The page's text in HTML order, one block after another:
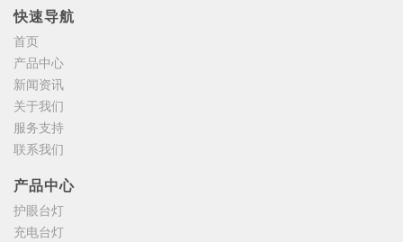
快速导航
首页
产品中心
新闻资讯
关于我们
服务支持
联系我们
产品中心
护眼台灯
充电台灯